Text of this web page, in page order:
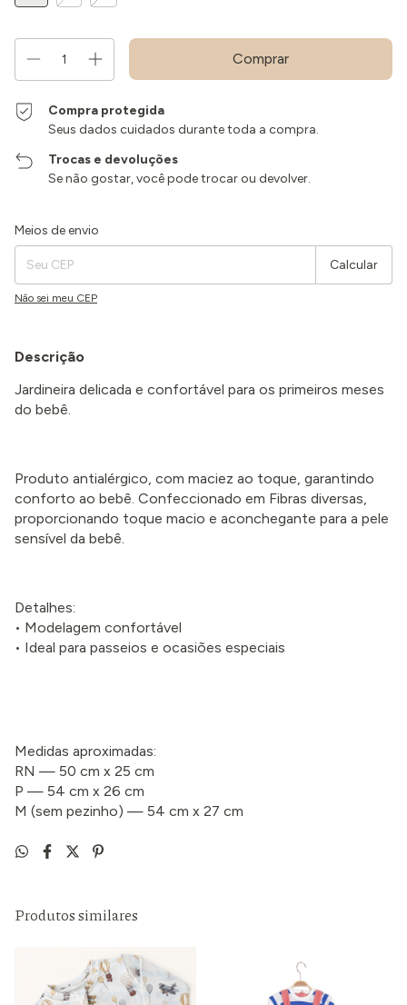
Compra protegida
Seus dados cuidados durante toda a compra.
Trocas e devoluções
Se não gostar, você pode trocar ou devolver.
Entregas para o CEP:
Meios de envio
Calcular
Não sei meu CEP
Descrição
Jardineira delicada e confortável para os primeiros meses
do bebê.
Produto antialérgico, com maciez ao toque, garantindo
conforto ao bebê. Confeccionado em Fibras diversas,
proporcionando toque macio e aconchegante para a pele
sensível da bebê.
Detalhes:
• Modelagem confortável
• Ideal para passeios e ocasiões especiais
Medidas aproximadas:
RN — 50 cm x 25 cm
P — 54 cm x 26 cm
M (sem pezinho) — 54 cm x 27 cm
Produtos similares